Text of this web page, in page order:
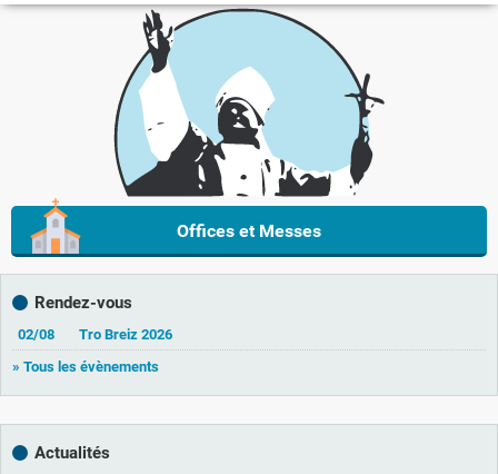
Offices et Messes
Rendez-vous
02/08
Tro Breiz 2026
» Tous les évènements
Actualités